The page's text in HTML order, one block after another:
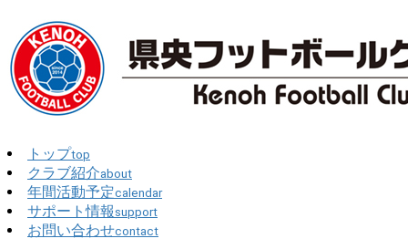
トップtop
クラブ紹介about
年間活動予定calendar
サポート情報 support
お問い合わせcontact